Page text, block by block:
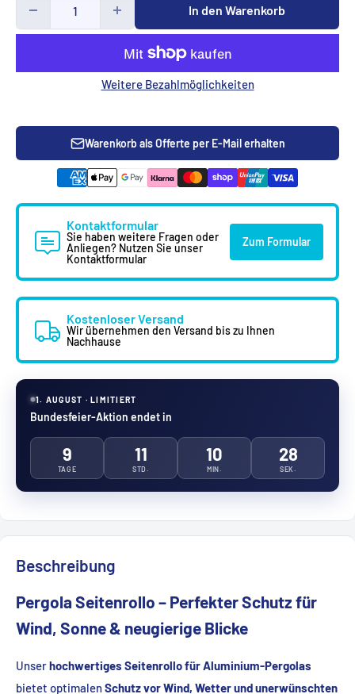
In den Warenkorb
Weitere Bezahlmöglichkeiten
Warenkorb als Offerte per E-Mail erhalten
Kontaktformular
Sie haben weitere Fragen oder
Anliegen? Nutzen Sie unser
Kontaktformular
Zum Formular
Kostenloser Versand
Wir übernehmen den Versand bis zu Ihnen
Nachhause
1. AUGUST · LIMITIERT
Bundesfeier-Aktion endet in
9
TAGE
11
STD.
10
MIN.
27
SEK.
Beschreibung
Pergola Seitenrollo – Perfekter Schutz für
Wind, Sonne & neugierige Blicke
Unserhochwertiges Seitenrollo für Aluminium-Pergolas
bietet optimalenSchutz vor Wind, Wetter und unerwünschten